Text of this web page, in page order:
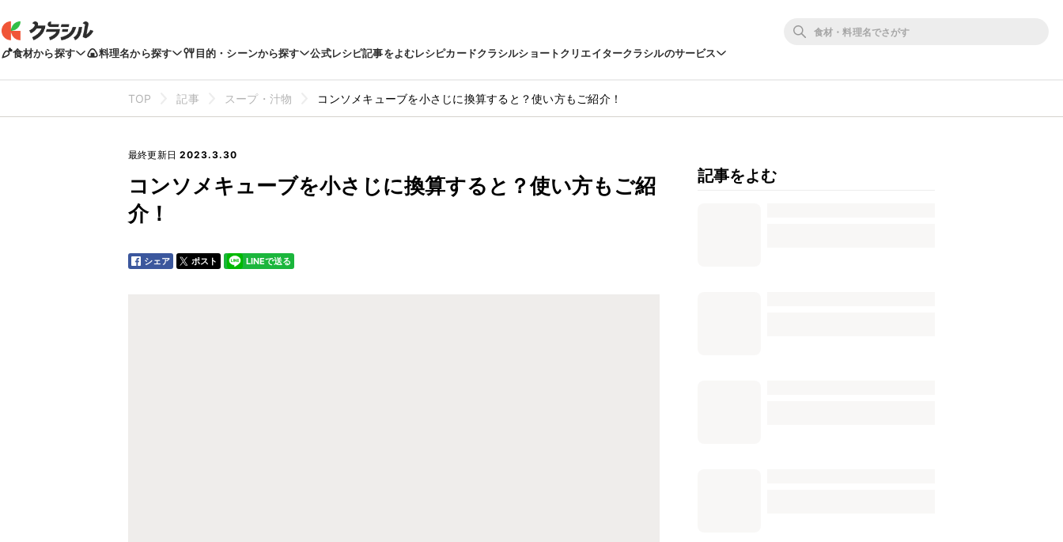
食材から探す 料理名から探す 目的・シーンから探す 公式レシピ記事をよむレシピカードクラシルショートクリエイタークラシルのサービス
TOP 記事 スープ・汁物 コンソメキューブを小さじに換算すると？使い方もご紹介！
最終更新日 2023.3.30
コンソメキューブを小さじに換算すると？使い方もご紹
介！
シェア ポスト LINEで送る
記事をよむ